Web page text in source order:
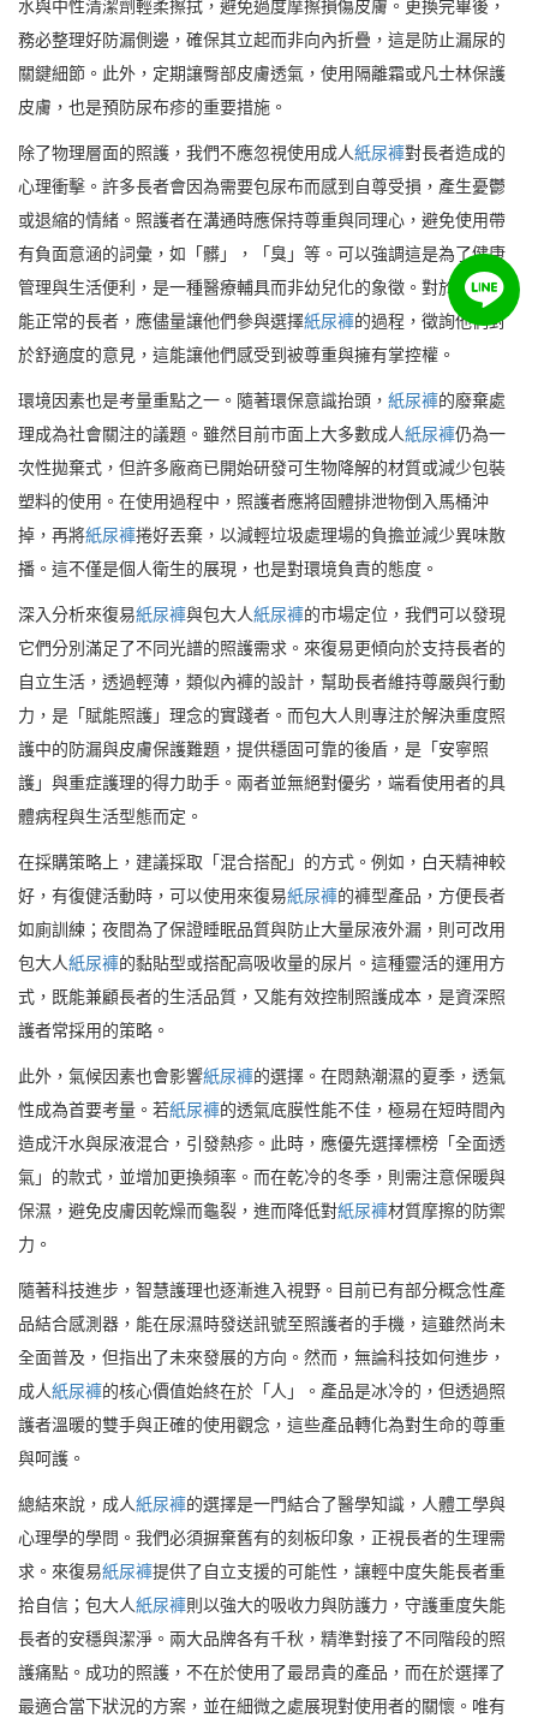
水與中性清潔劑輕柔擦拭，避免過度摩擦損傷皮膚。更換完畢後，
務必整理好防漏側邊，確保其立起而非向內折疊，這是防止漏尿的
關鍵細節。此外，定期讓臀部皮膚透氣，使用隔離霜或凡士林保護
皮膚，也是預防尿布疹的重要措施。
除了物理層面的照護，我們不應忽視使用成人紙尿褲對長者造成的
心理衝擊。許多長者會因為需要包尿布而感到自尊受損，產生憂鬱
或退縮的情緒。照護者在溝通時應保持尊重與同理心，避免使用帶
有負面意涵的詞彙，如「髒」，「臭」等。可以強調這是為了健康
管理與生活便利，是一種醫療輔具而非幼兒化的象徵。對於認知功
能正常的長者，應儘量讓他們參與選擇紙尿褲的過程，徵詢他們對
於舒適度的意見，這能讓他們感受到被尊重與擁有掌控權。
環境因素也是考量重點之一。隨著環保意識抬頭， 紙尿褲的廢棄處
理成為社會關注的議題。雖然目前市面上大多數成人紙尿褲仍為一
次性拋棄式，但許多廠商已開始研發可生物降解的材質或減少包裝
塑料的使用。在使用過程中，照護者應將固體排泄物倒入馬桶沖
掉，再將紙尿褲捲好丟棄，以減輕垃圾處理場的負擔並減少異味散
播。這不僅是個人衛生的展現，也是對環境負責的態度。
深入分析來復易紙尿褲與包大人紙尿褲的市場定位，我們可以發現
它們分別滿足了不同光譜的照護需求。來復易更傾向於支持長者的
自立生活，透過輕薄，類似內褲的設計，幫助長者維持尊嚴與行動
力，是「賦能照護」理念的實踐者。而包大人則專注於解決重度照
護中的防漏與皮膚保護難題，提供穩固可靠的後盾，是「安寧照
護」與重症護理的得力助手。兩者並無絕對優劣，端看使用者的具
體病程與生活型態而定。
在採購策略上，建議採取「混合搭配」的方式。例如，白天精神較
好，有復健活動時，可以使用來復易紙尿褲的褲型產品，方便長者
如廁訓練；夜間為了保證睡眠品質與防止大量尿液外漏，則可改用
包大人紙尿褲的黏貼型或搭配高吸收量的尿片。這種靈活的運用方
式，既能兼顧長者的生活品質，又能有效控制照護成本，是資深照
護者常採用的策略。
此外，氣候因素也會影響紙尿褲的選擇。在悶熱潮濕的夏季，透氣
性成為首要考量。若紙尿褲的透氣底膜性能不佳，極易在短時間內
造成汗水與尿液混合，引發熱疹。此時，應優先選擇標榜「全面透
氣」的款式，並增加更換頻率。而在乾冷的冬季，則需注意保暖與
保濕，避免皮膚因乾燥而龜裂，進而降低對紙尿褲材質摩擦的防禦
力。
隨著科技進步，智慧護理也逐漸進入視野。目前已有部分概念性產
品結合感測器，能在尿濕時發送訊號至照護者的手機，這雖然尚未
全面普及，但指出了未來發展的方向。然而，無論科技如何進步，
成人紙尿褲的核心價值始終在於「人」。產品是冰冷的，但透過照
護者溫暖的雙手與正確的使用觀念，這些產品轉化為對生命的尊重
與呵護。
總結來說，成人紙尿褲的選擇是一門結合了醫學知識，人體工學與
心理學的學問。我們必須摒棄舊有的刻板印象，正視長者的生理需
求。來復易紙尿褲提供了自立支援的可能性，讓輕中度失能長者重
拾自信；包大人紙尿褲則以強大的吸收力與防護力，守護重度失能
長者的安穩與潔淨。兩大品牌各有千秋，精準對接了不同階段的照
護痛點。成功的照護，不在於使用了最昂貴的產品，而在於選擇了
最適合當下狀況的方案，並在細微之處展現對使用者的關懷。唯有